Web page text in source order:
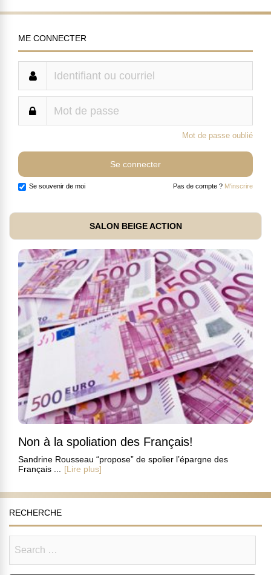
ME CONNECTER
Mot de passe oublié
Se souvenir de moi Pas de compte ? M'inscrire
SALON BEIGE ACTION
Non à la spoliation des Français!
Sandrine Rousseau “propose” de spolier l’épargne des
Français ...
[Lire plus]
RECHERCHE